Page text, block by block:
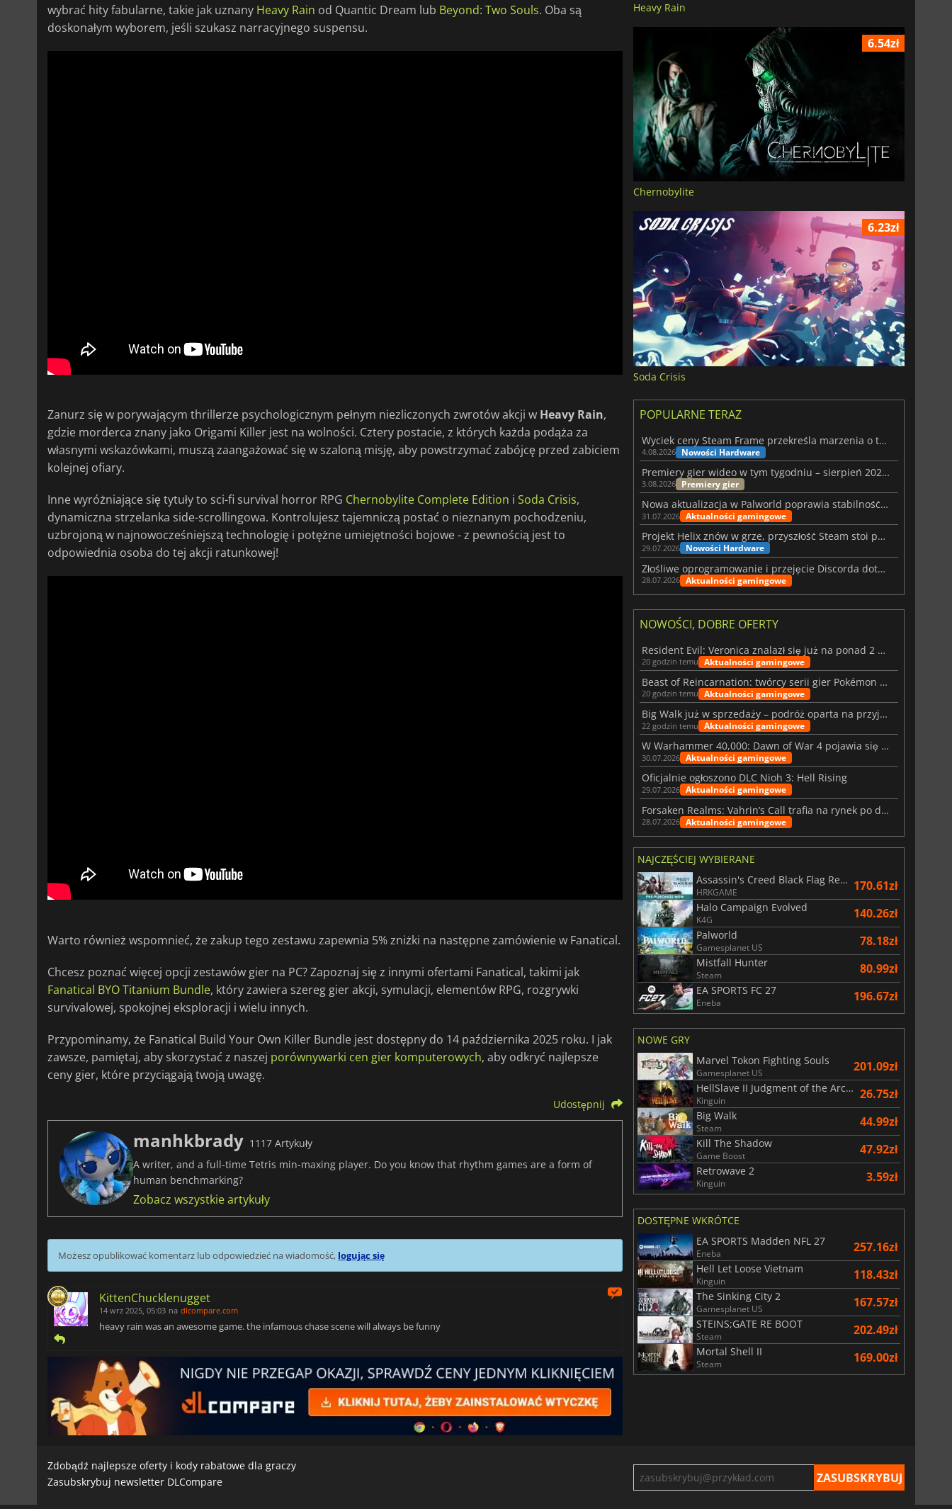
wybrać hity fabularne, takie jak uznany Heavy Rain od Quantic Dream lub Beyond: Two Souls. Oba są
doskonałym wyborem, jeśli szukasz narracyjnego suspensu.
Zanurz się w porywającym thrillerze psychologicznym pełnym niezliczonych zwrotów akcji w Heavy Rain,
gdzie morderca znany jako Origami Killer jest na wolności. Cztery postacie, z których każda podąża za
własnymi wskazówkami, muszą zaangażować się w szaloną misję, aby powstrzymać zabójcę przed zabiciem
kolejnej ofiary.
Inne wyróżniające się tytuły to sci-fi survival horror RPG Chernobylite Complete Edition i Soda Crisis,
dynamiczna strzelanka side-scrollingowa. Kontrolujesz tajemniczą postać o nieznanym pochodzeniu,
uzbrojoną w najnowocześniejszą technologię i potężne umiejętności bojowe - z pewnością jest to
odpowiednia osoba do tej akcji ratunkowej!
Warto również wspomnieć, że zakup tego zestawu zapewnia 5% zniżki na następne zamówienie w Fanatical.
Chcesz poznać więcej opcji zestawów gier na PC? Zapoznaj się z innymi ofertami Fanatical, takimi jak
Fanatical BYO Titanium Bundle, który zawiera szereg gier akcji, symulacji, elementów RPG, rozgrywki
survivalowej, spokojnej eksploracji i wielu innych.
Przypominamy, że Fanatical Build Your Own Killer Bundle jest dostępny do 14 października 2025 roku. I jak
zawsze, pamiętaj, aby skorzystać z naszej porównywarki cen gier komputerowych, aby odkryć najlepsze
ceny gier, które przyciągają twoją uwagę.
Udostępnij
manhkbrady 1117 Artykuły
A writer, and a full-time Tetris min-maxing player. Do you know that rhythm games are a form of
human benchmarking?
Zobacz wszystkie artykuły
Możesz opublikować komentarz lub odpowiedzieć na wiadomość, logując się
KittenChucklenugget
14 wrz 2025, 05:03 na dlcompare.com
heavy rain was an awesome game. the infamous chase scene will always be funny
Heavy Rain
6.54zł
Chernobylite
6.23zł
Soda Crisis
POPULARNE TERAZ
Wyciek ceny Steam Frame przekreśla marzenia o tanim zestawie VR
4.08.2026 Nowości Hardware
Premiery gier wideo w tym tygodniu – sierpień 2026 r. (32. tydzień)
3.08.2026 Premiery gier
Nowa aktualizacja w Palworld poprawia stabilność Sunreach i walk z bossami
31.07.2026 Aktualności gamingowe
Projekt Helix znów w grze, przyszłość Steam stoi pod znakiem zapytania
29.07.2026 Nowości Hardware
Złośliwe oprogramowanie i przejęcie Discorda dotknęły Meccha Chameleon
28.07.2026 Aktualności gamingowe
NOWOŚCI, DOBRE OFERTY
Resident Evil: Veronica znalazł się już na ponad 2 milionach list życzeń
20 godzin temu Aktualności gamingowe
Beast of Reincarnation: twórcy serii gier Pokémon wkraczają na nową ścieżkę
20 godzin temu Aktualności gamingowe
Big Walk już w sprzedaży – podróż oparta na przyjaźni
22 godzin temu Aktualności gamingowe
W Warhammer 40,000: Dawn of War 4 pojawia się frakcja Nekronów
30.07.2026 Aktualności gamingowe
Oficjalnie ogłoszono DLC Nioh 3: Hell Rising
29.07.2026 Aktualności gamingowe
Forsaken Realms: Vahrin’s Call trafia na rynek po dziesięciu latach prac
28.07.2026 Aktualności gamingowe
NAJCZĘŚCIEJ WYBIERANE
Assassin's Creed Black Flag Resynced
HRKGAME 170.61zł
Halo Campaign Evolved
K4G 140.26zł
Palworld
Gamesplanet US 78.18zł
Mistfall Hunter
Steam 80.99zł
EA SPORTS FC 27
Eneba 196.67zł
NOWE GRY
Marvel Tokon Fighting Souls
Gamesplanet US 201.09zł
HellSlave II Judgment of the Archon
Kinguin 26.75zł
Big Walk
Steam 44.99zł
Kill The Shadow
Game Boost 47.92zł
Retrowave 2
Kinguin 3.59zł
DOSTĘPNE WKRÓTCE
EA SPORTS Madden NFL 27
Eneba 257.16zł
Hell Let Loose Vietnam
Kinguin 118.43zł
The Sinking City 2
Gamesplanet US 167.57zł
STEINS;GATE RE BOOT
Steam 202.49zł
Mortal Shell II
Steam 169.00zł
Zdobądź najlepsze oferty i kody rabatowe dla graczy
Zasubskrybuj newsletter DLCompare